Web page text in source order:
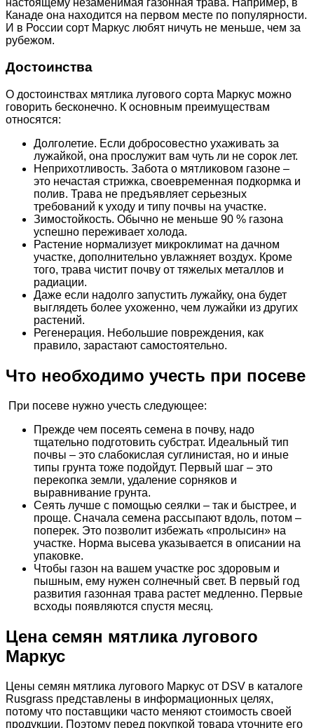
Канаде она находится на первом месте по популярности.
И в России сорт Маркус любят ничуть не меньше, чем за
рубежом.
Достоинства
О достоинствах мятлика лугового сорта Маркус можно
говорить бесконечно. К основным преимуществам
относятся:
Долголетие. Если добросовестно ухаживать за
лужайкой, она прослужит вам чуть ли не сорок лет.
Неприхотливость. Забота о мятликовом газоне –
это нечастая стрижка, своевременная подкормка и
полив. Трава не предъявляет серьезных
требований к уходу и типу почвы на участке.
Зимостойкость. Обычно не меньше 90 % газона
успешно переживает холода.
Растение нормализует микроклимат на дачном
участке, дополнительно увлажняет воздух. Кроме
того, трава чистит почву от тяжелых металлов и
радиации.
Даже если надолго запустить лужайку, она будет
выглядеть более ухоженно, чем лужайки из других
растений.
Регенерация. Небольшие повреждения, как
правило, зарастают самостоятельно.
Что необходимо учесть при посеве
При посеве нужно учесть следующее:
Прежде чем посеять семена в почву, надо
тщательно подготовить субстрат. Идеальный тип
почвы – это слабокислая суглинистая, но и иные
типы грунта тоже подойдут. Первый шаг – это
перекопка земли, удаление сорняков и
выравнивание грунта.
Сеять лучше с помощью сеялки – так и быстрее, и
проще. Сначала семена рассыпают вдоль, потом –
поперек. Это позволит избежать «пролысин» на
участке. Норма высева указывается в описании на
упаковке.
Чтобы газон на вашем участке рос здоровым и
пышным, ему нужен солнечный свет. В первый год
развития газонная трава растет медленно. Первые
всходы появляются спустя месяц.
Цена семян мятлика лугового
Маркус
Цены семян мятлика лугового Маркус от DSV в каталоге
Rusgrass представлены в информационных целях,
потому что поставщики часто меняют стоимость своей
продукции. Поэтому перед покупкой товара уточните его